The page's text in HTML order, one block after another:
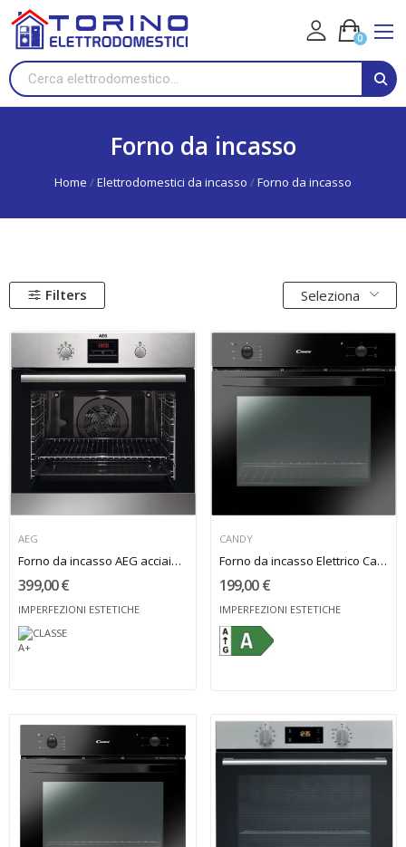
0
Forno da incasso
Home Elettrodomestici da incasso Forno da incasso
Filters Seleziona
AEG
Forno da incasso AEG acciaio inox
399,00 €
IMPERFEZIONI ESTETICHE
CANDY
Forno da incasso Elettrico Candy 71 Litri
199,00 €
IMPERFEZIONI ESTETICHE